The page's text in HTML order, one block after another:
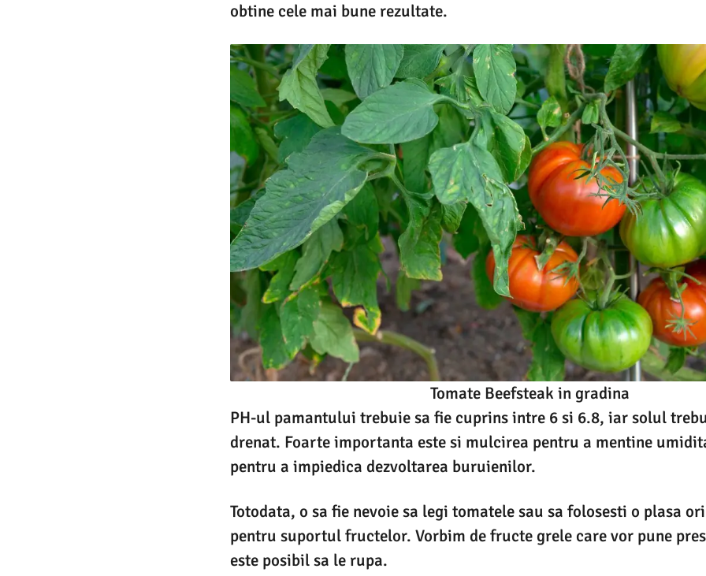
obtine cele mai bune rezultate.
Tomate Beefsteak in gradina
PH-ul pamantului trebuie sa fie cuprins intre 6 si 6.8, iar solul
drenat. Foarte importanta este si mulcirea pentru a mentine
pentru a impiedica dezvoltarea buruienilor.
Totodata, o sa fie nevoie sa legi tomatele sau sa folosesti o plasa
pentru suportul fructelor. Vorbim de fructe grele care vor pune
este posibil sa le rupa.